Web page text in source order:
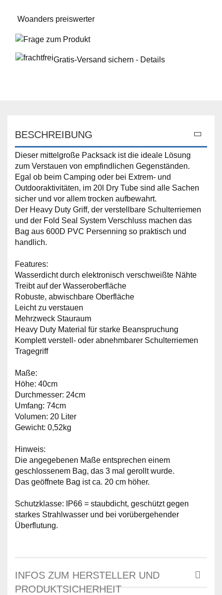
Woanders preiswerter
Frage zum Produkt
Gratis-Versand sichern - Details
BESCHREIBUNG
Dieser mittelgroße Packsack ist die ideale Lösung
zum Verstauen von empfindlichen Gegenständen.
Egal ob beim Camping oder bei Extrem- und
Outdooraktivitäten, im 20l Dry Tube sind alle Sachen
sicher und vor allem trocken aufbewahrt.
Der Heavy Duty Griff, der verstellbare Schulterriemen
und der Fold Seal System Verschluss machen das
Bag aus 600D PVC Persenning so praktisch und
handlich.
Features:
Wasserdicht durch elektronisch verschweißte Nähte
Treibt auf der Wasseroberfläche
Robuste, abwischbare Oberfläche
Leicht zu verstauen
Mehrzweck Stauraum
Heavy Duty Material für starke Beanspruchung
Komplett verstell- oder abnehmbarer Schulterriemen
Tragegriff
Maße:
Höhe: 40cm
Durchmesser: 24cm
Umfang: 74cm
Volumen: 20 Liter
Gewicht: 0,52kg
Hinweis:
Die angegebenen Maße entsprechen einem
geschlossenem Bag, das 3 mal gerollt wurde.
Das geöffnete Bag ist ca. 20 cm höher.
Schutzklasse: IP66 = staubdicht, geschützt gegen
starkes Strahlwasser und bei vorübergehender
Überflutung.
INFOS ZUM HERSTELLER UND
PRODUKTSICHERHEIT